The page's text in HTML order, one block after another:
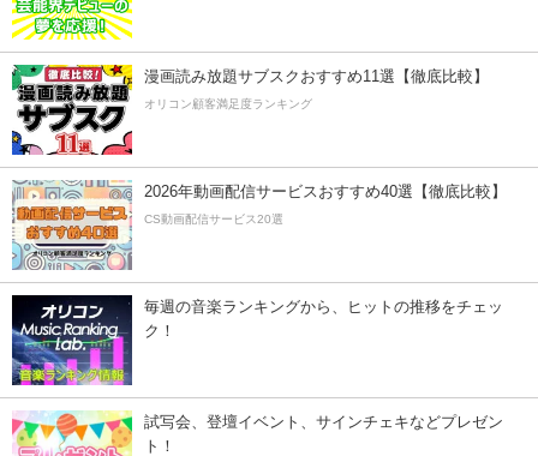
漫画読み放題サブスクおすすめ11選【徹底比較】
オリコン顧客満足度ランキング
2026年動画配信サービスおすすめ40選【徹底比較】
CS動画配信サービス20選
毎週の音楽ランキングから、ヒットの推移をチェッ
ク！
試写会、登壇イベント、サインチェキなどプレゼン
ト！